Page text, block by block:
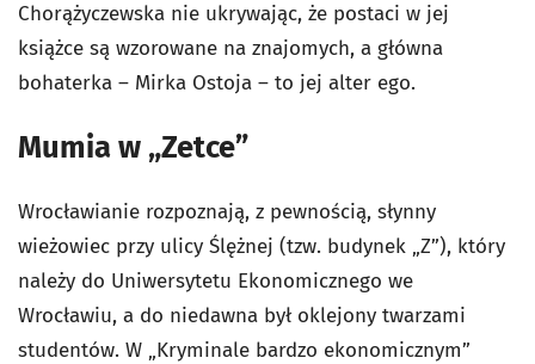
Chorążyczewska nie ukrywając, że postaci w jej
książce są wzorowane na znajomych, a główna
bohaterka – Mirka Ostoja – to jej alter ego.
Mumia w „Zetce”
Wrocławianie rozpoznają, z pewnością, słynny
wieżowiec przy ulicy Ślężnej (tzw. budynek „Z”), który
należy do Uniwersytetu Ekonomicznego we
Wrocławiu, a do niedawna był oklejony twarzami
studentów. W „Kryminale bardzo ekonomicznym”